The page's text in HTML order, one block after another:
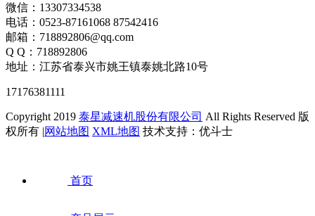
微信：13307334538
电话：0523-87161068 87542416
邮箱：718892806@qq.com
Q Q：718892806
地址：江苏省泰兴市姚王镇泰姚北路10号
17176381111
Copyright 2019 泰星减速机股份有限公司 All Rights Reserved 版
权所有 |网站地图 XML地图 技术支持：优斗士
首页